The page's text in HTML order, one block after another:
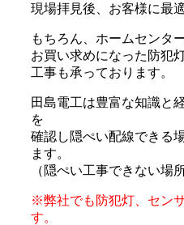
現場拝見後、お客様に最
もちろん、ホームセンタ
お買い求めになった防犯
工事も承っております。
田島電工は豊富な知識と
を
確認し隠ぺい配線できる
ます。
（隠ぺい工事できない場
※弊社でも防犯灯、セン
す。